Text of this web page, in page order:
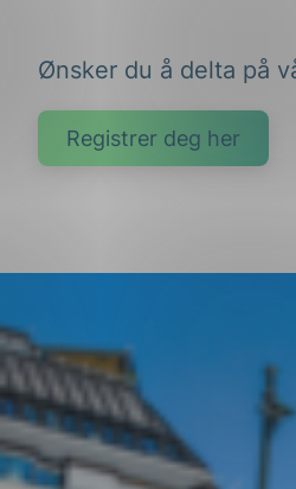
Ønsker du å delta på
Registrer deg her